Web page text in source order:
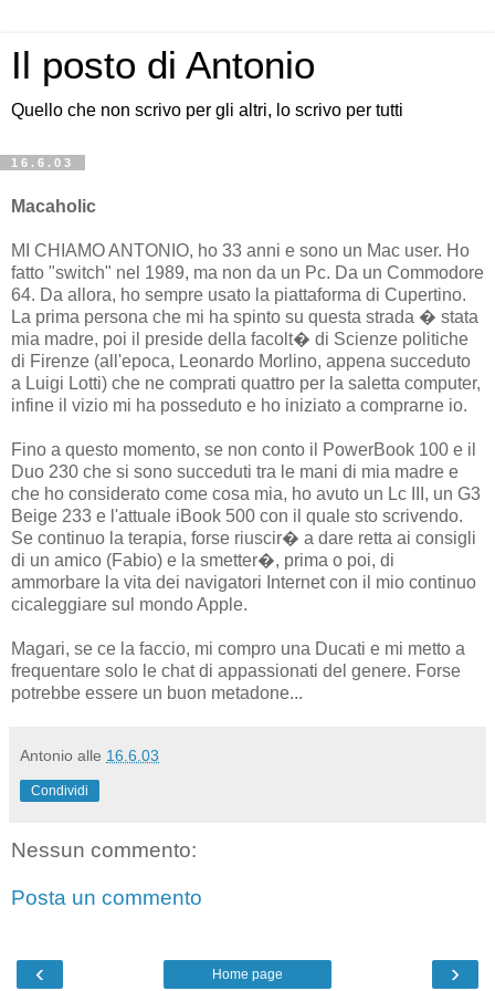
Il posto di Antonio
Quello che non scrivo per gli altri, lo scrivo per tutti
16.6.03
Macaholic
MI CHIAMO ANTONIO, ho 33 anni e sono un Mac user. Ho
fatto "switch" nel 1989, ma non da un Pc. Da un Commodore
64. Da allora, ho sempre usato la piattaforma di Cupertino.
La prima persona che mi ha spinto su questa strada � stata
mia madre, poi il preside della facolt� di Scienze politiche
di Firenze (all'epoca, Leonardo Morlino, appena succeduto
a Luigi Lotti) che ne comprati quattro per la saletta computer,
infine il vizio mi ha posseduto e ho iniziato a comprarne io.
Fino a questo momento, se non conto il PowerBook 100 e il
Duo 230 che si sono succeduti tra le mani di mia madre e
che ho considerato come cosa mia, ho avuto un Lc III, un G3
Beige 233 e l'attuale iBook 500 con il quale sto scrivendo.
Se continuo la terapia, forse riuscir� a dare retta ai consigli
di un amico (Fabio) e la smetter�, prima o poi, di
ammorbare la vita dei navigatori Internet con il mio continuo
cicaleggiare sul mondo Apple.
Magari, se ce la faccio, mi compro una Ducati e mi metto a
frequentare solo le chat di appassionati del genere. Forse
potrebbe essere un buon metadone...
Antonio alle 16.6.03
Condividi
Nessun commento:
Posta un commento
‹ ›
Home page